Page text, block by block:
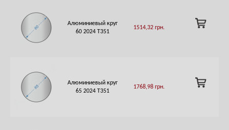
Алюминиевый круг
60 2024 Т351
1514,32 грн.
ADD
TO
Алюминиевый круг
65 2024 Т351
1768,98 грн.
ADD
TO